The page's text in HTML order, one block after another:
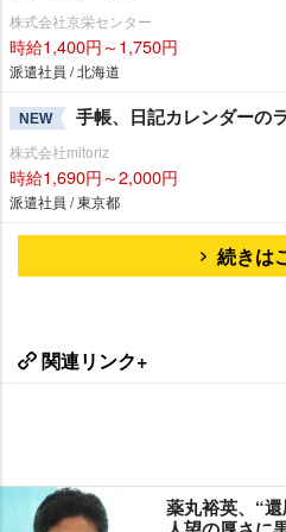
株式会社京栄センター
時給1,400円～1,750円
派遣社員 / 北海道
NEW 手帳、日記カレンダーの
株式会社mitoriz
時給1,690円～2,000円
派遣社員 / 東京都
続きは
関連リンク+
薬丸裕英、“